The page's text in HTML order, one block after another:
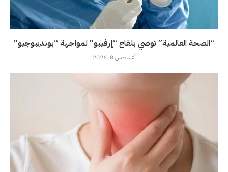
“الصحة العالمية” توصي بلقاح “إرفيبو” لمواجهة “بونديبوجيو”
أغسطس 8, 2026